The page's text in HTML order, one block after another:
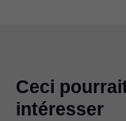
Ceci
intéresser